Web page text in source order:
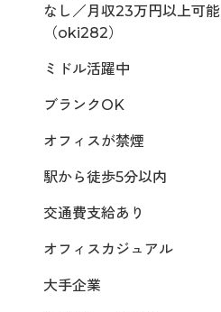
なし／月収23万円以上可
（oki282）
ミドル活躍中
ブランクOK
オフィスが禁煙
駅から徒歩5分以内
交通費支給あり
オフィスカジュアル
大手企業